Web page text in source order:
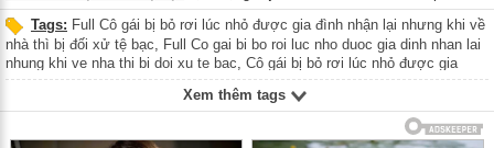
Tags: Full Cô gái bị bỏ rơi lúc nhỏ được gia đình nhận lại nhưng khi về
nhà thì bị đối xử tệ bạc
Full Co gai bi bo roi luc nho duoc gia dinh nhan lai
nhung khi ve nha thi bi doi xu te bac Cô gái bị bỏ rơi lúc nhỏ được gia
đình nhận lại Full,Co gai bi bo roi luc nho duoc gia dinh nhan lai Full
Xem thêm tags